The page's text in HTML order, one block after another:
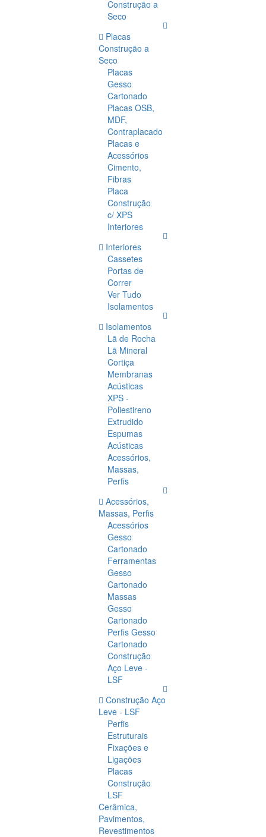
Construção a
Seco
Placas
Construção a
Seco
Placas
Gesso
Cartonado
Placas OSB,
MDF,
Contraplacado
Placas e
Acessórios
Cimento,
Fibras
Placa
Construção
c/ XPS
Interiores
Interiores
Cassetes
Portas de
Correr
Ver Tudo
Isolamentos
Isolamentos
Lã de Rocha
Lã Mineral
Cortiça
Membranas
Acústicas
XPS -
Poliestireno
Extrudido
Espumas
Acústicas
Acessórios,
Massas,
Perfis
Acessórios,
Massas, Perfis
Acessórios
Gesso
Cartonado
Ferramentas
Gesso
Cartonado
Massas
Gesso
Cartonado
Perfis Gesso
Cartonado
Construção
Aço Leve -
LSF
Construção Aço
Leve - LSF
Perfis
Estruturais
Fixações e
Ligações
Placas
Construção
LSF
Cerâmica,
Pavimentos,
Revestimentos